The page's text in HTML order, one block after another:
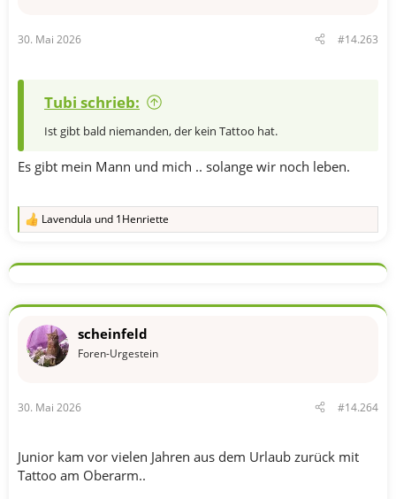
:
30. Mai 2026 #14.263
Tubi schrieb:
Ist gibt bald niemanden, der kein Tattoo hat.
Es gibt mein Mann und mich .. solange wir noch leben.
R
k
o
e
n
Lavendula und 1Henriette
scheinfeld
Foren-Urgestein
30. Mai 2026 #14.264
Junior kam vor vielen Jahren aus dem Urlaub zurück mit
Tattoo am Oberarm..